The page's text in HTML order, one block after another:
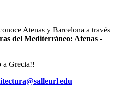
Atenas y Barcelona a través
del Mediterráneo: Atenas -
a Grecia!!